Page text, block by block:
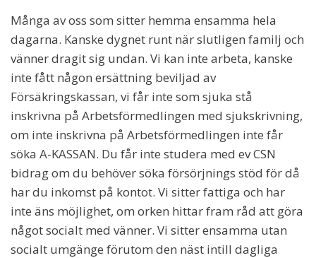
Många av oss som sitter hemma ensamma hela
dagarna. Kanske dygnet runt när slutligen familj och
vänner dragit sig undan. Vi kan inte arbeta, kanske
inte fått någon ersättning beviljad av
Försäkringskassan, vi får inte som sjuka stå
inskrivna på Arbetsförmedlingen med sjukskrivning,
om inte inskrivna på Arbetsförmedlingen inte får
söka A-KASSAN. Du får inte studera med ev CSN
bidrag om du behöver söka försörjnings stöd för då
har du inkomst på kontot. Vi sitter fattiga och har
inte äns möjlighet, om orken hittar fram råd att göra
något socialt med vänner. Vi sitter ensamma utan
socialt umgänge förutom den näst intill dagliga